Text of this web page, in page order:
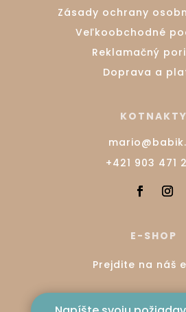
Zásady ochrany
Veľkoobchodné
Reklamačný
Doprava a
KOTNAKTY
+421 903 471
E-SHOP
Prejdite na náš